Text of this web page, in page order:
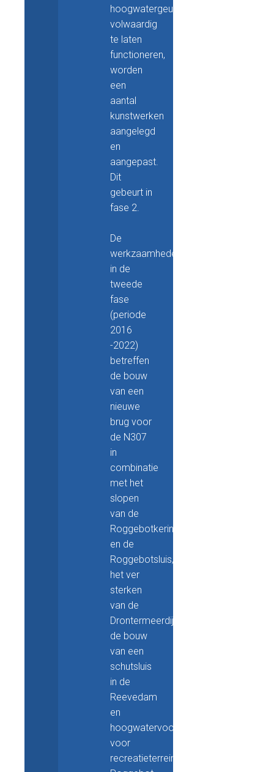
hoogwatergeul
volwaardig
te laten
functioneren,
worden
een
aantal
kunstwerken
aangelegd
en
aangepast.
Dit
gebeurt in
fase 2.
De
werkzaamheden
in de
tweede
fase
(periode
2016
-2022)
betreffen
de bouw
van een
nieuwe
brug voor
de N307
in
combinatie
met het
slopen
van de
Roggebotkering
en de
Roggebotsluis,
het ver
sterken
van de
Drontermeerdijk,
de bouw
van een
schutsluis
in de
Reevedam
en
hoogwatervoorzieningen
voor
recreatieterrein